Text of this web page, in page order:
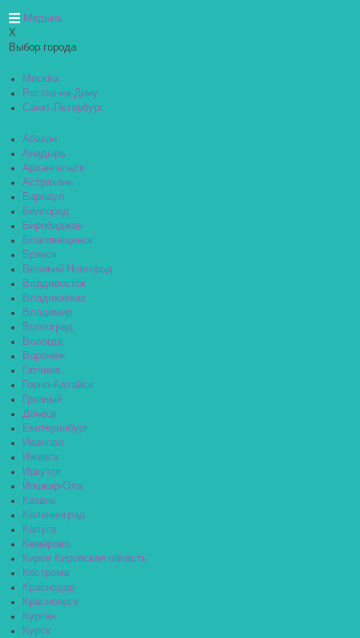
Медынь
X
Выбор города
Москва
Ростов-на-Дону
Санкт-Петербург
Абакан
Анадырь
Архангельск
Астрахань
Барнаул
Белгород
Биробиджан
Благовещенск
Брянск
Великий Новгород
Владивосток
Владикавказ
Владимир
Волгоград
Вологда
Воронеж
Гатчина
Горно-Алтайск
Грозный
Донецк
Екатеринбург
Иваново
Ижевск
Иркутск
Йошкар-Ола
Казань
Калининград
Калуга
Кемерово
Киров Кировская область
Кострома
Краснодар
Красноярск
Курган
Курск